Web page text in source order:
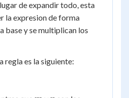
de expandir todo, esta
la expresion de forma
base y se multiplican los
regla es la siguiente: